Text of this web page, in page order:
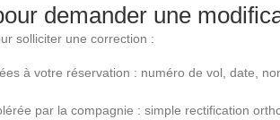
demander une
solliciter une correction :
à votre réservation : numéro de vol, date,
par la compagnie : simple rectification